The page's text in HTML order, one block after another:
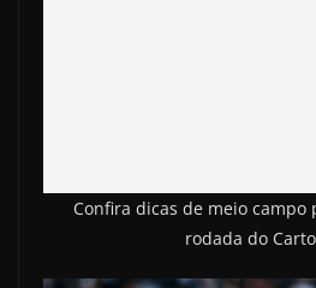
Confira dicas de meio campo
rodada do